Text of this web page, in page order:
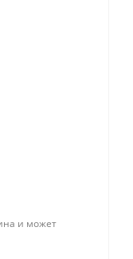
и может